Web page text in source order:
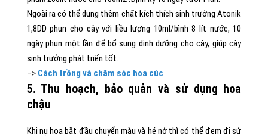
Ngoài ra có thể dung thêm chất kích thích sinh trưởng Atonik
1,8DD phun cho cây với liều lượng 10ml/bình 8 lít nước, 10
ngày phun một lần để bổ sung dinh dưỡng cho cây, giúp cây
sinh trưởng phát triển tốt.
–> Cách trồng và chăm sóc hoa cúc
5. Thu hoạch, bảo quản và sử dụng hoa
chậu
Khi nụ hoa bắt đầu chuyển màu và hé nở thì có thể đem đi sử